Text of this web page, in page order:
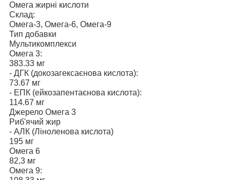
Омега жирні кислоти
Склад:
Омега-3, Омега-6, Омега-9
Тип добавки
Мультикомплекси
Омега 3:
383.33 мг
- ДГК (докозагексаєнова кислота):
73.67 мг
- ЕПК (ейкозапентаєнова кислота):
114.67 мг
Джерело Омега 3
Риб'ячий жир
- АЛК (Ліноленова кислота)
195 мг
Омега 6
82,3 мг
Омега 9: